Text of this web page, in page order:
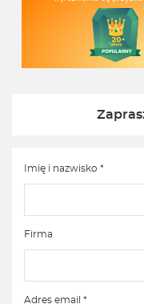
Imię i nazwisko *
Firma
Adres email *